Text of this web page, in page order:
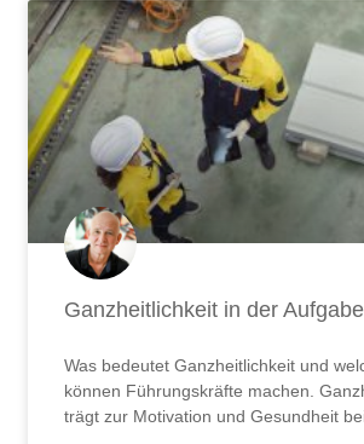
Ganzheitlichkeit in der
Was bedeutet Ganzheitlichkeit und
können Führungskräfte machen.
trägt zur Motivation und Gesundheit